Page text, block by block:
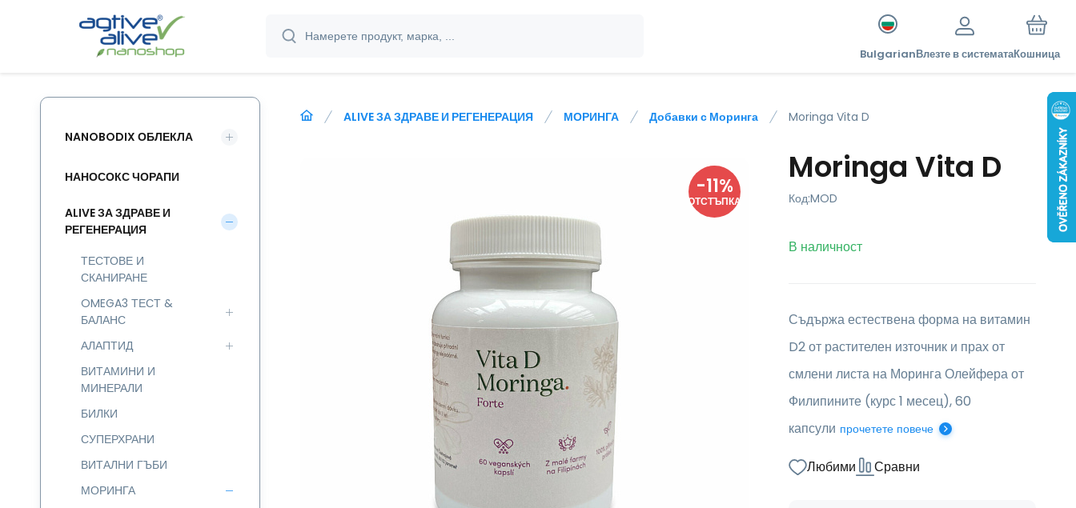
BulgarianВлезте в систематаКошница
ALIVE ЗА ЗДРАВЕ И РЕГЕНЕРАЦИЯ МОРИНГА Добавки с Моринга Moringa Vita D
-11%
ОТСТЪПКА
Moringa Vita D
Код:MOD
В наличност
Съдържа естествена форма на витамин
D2 от растителен източник и прах от
смлени листа на Моринга Олейфера от
Филипините (курс 1 месец), 60
капсули прочетете повече
Любими Сравни
NANOBODIX ОБЛЕКЛА
НАНОСОКС ЧОРАПИ
ALIVE ЗА ЗДРАВЕ И
РЕГЕНЕРАЦИЯ
ТЕСТОВЕ И
СКАНИРАНЕ
OMEGA3 ТЕСТ &
БАЛАНС
АЛАПТИД
ВИТАМИНИ И
МИНЕРАЛИ
БИЛКИ
СУПЕРХРАНИ
ВИТАЛНИ ГЪБИ
МОРИНГА